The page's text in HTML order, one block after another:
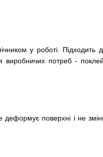
у роботі. Підходить
виробничих потреб -
деформує поверхні і не